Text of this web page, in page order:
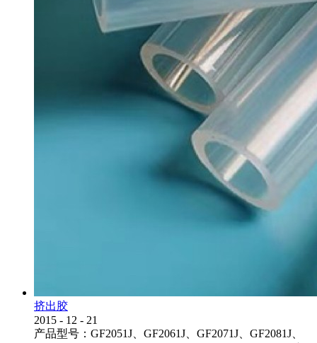
挤出胶
2015 - 12 - 21
产品型号：GF2051J、GF2061J、GF2071J、GF2081J、